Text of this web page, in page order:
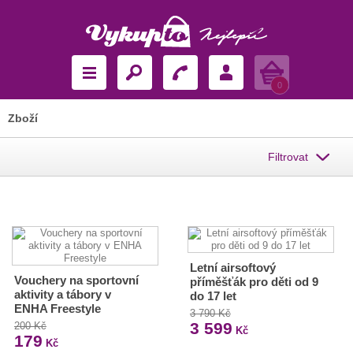
Košík
0
Zboží
Filtrovat
Vouchery na sportovní
aktivity a tábory v
ENHA Freestyle
200 Kč
179 Kč
Letní airsoftový
příměšťák pro děti od 9
do 17 let
3 790 Kč
3 599 Kč